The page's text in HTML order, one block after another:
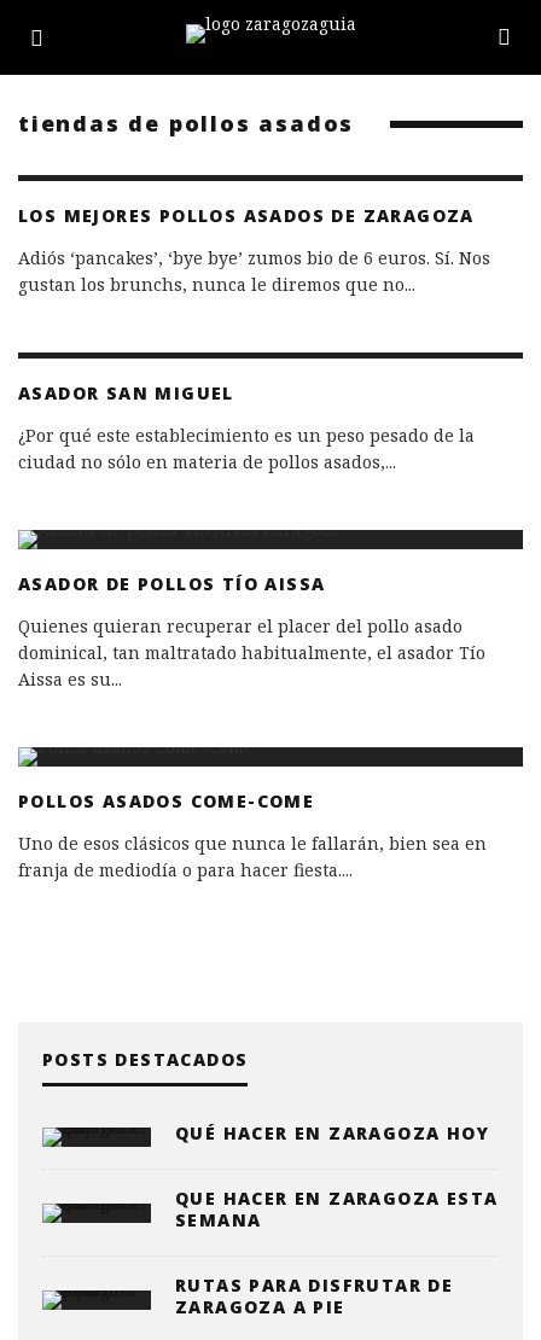
tiendas de pollos asados
LOS MEJORES POLLOS ASADOS DE ZARAGOZA
Adiós ‘pancakes’, ‘bye bye’ zumos bio de 6 euros. Sí. Nos
gustan los brunchs, nunca le diremos que no...
ASADOR SAN MIGUEL
¿Por qué este establecimiento es un peso pesado de la
ciudad no sólo en materia de pollos asados,...
ASADOR DE POLLOS TÍO AISSA
Quienes quieran recuperar el placer del pollo asado
dominical, tan maltratado habitualmente, el asador Tío
Aissa es su...
POLLOS ASADOS COME-COME
Uno de esos clásicos que nunca le fallarán, bien sea en
franja de mediodía o para hacer fiesta....
POSTS DESTACADOS
QUÉ HACER EN ZARAGOZA HOY
QUE HACER EN ZARAGOZA ESTA
SEMANA
RUTAS PARA DISFRUTAR DE
ZARAGOZA A PIE